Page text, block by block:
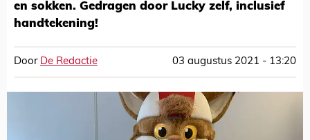
en sokken. Gedragen door Lucky zelf, inclusief
handtekening!
Door De Redactie 03 augustus 2021 - 13:20